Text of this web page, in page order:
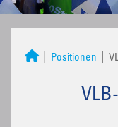
Positionen